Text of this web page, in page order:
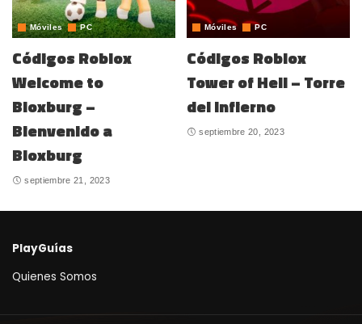
Móviles PC
Códigos Roblox
Welcome to
Bloxburg –
Bienvenido a
Bloxburg
septiembre 21, 2023
Móviles PC
Códigos Roblox
Tower of Hell – Torre
del Infierno
septiembre 20, 2023
PlayGuías
Quienes Somos